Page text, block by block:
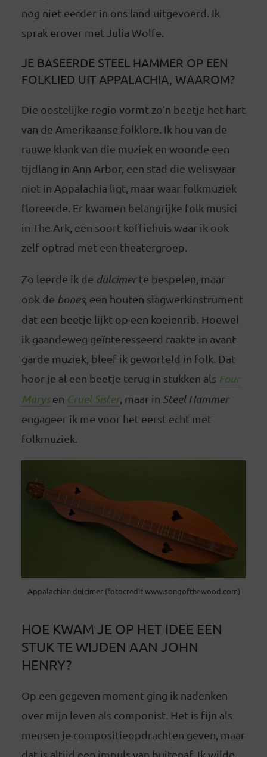
nog niet eerder in ons land uitgevoerd. Ik
sprak erover met Julia Wolfe.
JE BASEERDE STEEL HAMMER OP EEN
FOLKLIED UIT APPALACHIA, WAAROM?
Die oostelijke regio vormt zo’n beetje het hart
van de Amerikaanse folklore. Ik hou van de
rauwe klank van die muziek en woonde een
tijdlang in Ann Arbor, een stad die weliswaar
niet in Appalachia ligt, maar waar folkmuziek
floreerde. Er kwamen belangrijke folk musici
in The Ark, een soort koffiehuis waar ik ook
zelf optrad met een theatergroep.
Zo leerde ik de dulcimerte bespelen, maar
ook de bones, een houten slagwerkinstrument
dat een beetje lijkt op een koeienrib. Hoewel
ik gaandeweg geïnteresseerd raakte in avant-
garde muziek, bleef ik geworteld in folk. Dat
hoor je al een beetje terug in stukken als Four
Marysen Cruel Sister, maar in Steel Hammer
engageer ik me voor het eerst echt met
folkmuziek.
Appalachian dulcimer (fotocredit www.songofthewood.com)
HOE KWAM JE OP HET IDEE EEN
STUK TE WIJDEN AAN JOHN
HENRY?
Op een gegeven moment ging ik nadenken
over mijn leven als componist. Het is fijn als
mensen je compositieopdrachten geven, maar